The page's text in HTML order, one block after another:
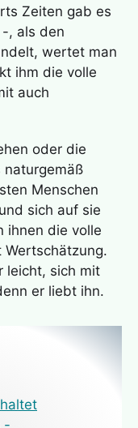
Zeiten gab es
, als den
wertet man
ihm die volle
auch
oder die
naturgemäß
Menschen
sich auf sie
ihnen die volle
leicht, sich mit
er liebt ihn.